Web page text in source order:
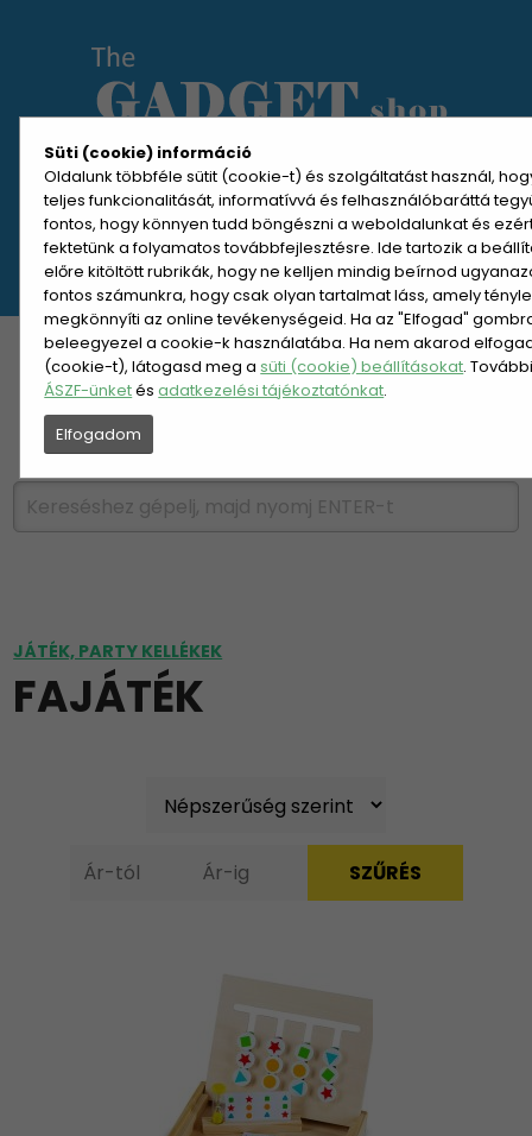
Süti (cookie) információ
Oldalunk többféle sütit (cookie-t) és szolgáltatást használ,
teljes funkcionalitását, informatívvá és felhasználóbaráttá
fontos, hogy könnyen tudd böngészni a weboldalunkat és
fektetünk a folyamatos továbbfejlesztésre. Ide tartozik a
előre kitöltött rubrikák, hogy ne kelljen mindig beírnod
fontos számunkra, hogy csak olyan tartalmat láss, amely
megkönnyíti az online tevékenységeid. Ha az "Elfogad"
beleegyezel a cookie-k használatába. Ha nem akarod
(cookie-t), látogasd meg asüti (cookie) beállításokat.
ÁSZF-ünketésadatkezelési tájékoztatónkat.
Elfogadom
MENÜ MEGNYITÁSA
REGISZTRÁCIÓ BELÉPÉS
KATEGÓRIÁK HETI AJÁNLAT
ÚJDONSÁGOK NÉPSZERŰ
JÁTÉK, PARTY KELLÉKEK
FAJÁTÉK